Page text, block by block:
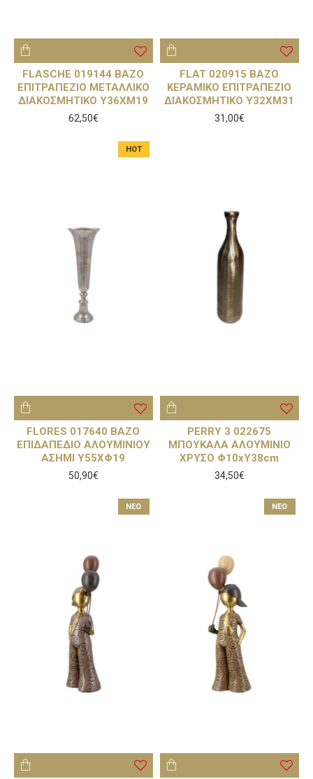
FLASCHE 019144 ΒΑΖΟ
ΕΠΙΤΡΑΠΕΖΙΟ ΜΕΤΑΛΛΙΚΟ
ΔΙΑΚΟΣΜΗΤΙΚΟ Υ36ΧΜ19
62,50€
FLAT 020915 ΒΑΖΟ
ΚΕΡΑΜΙΚΟ ΕΠΙΤΡΑΠΕΖΙΟ
ΔΙΑΚΟΣΜΗΤΙΚΟ Υ32ΧΜ31
31,00€
HOT
FLORES 017640 ΒΑΖΟ
ΕΠΙΔΑΠΕΔΙΟ ΑΛΟΥΜΙΝΙΟΥ
ΑΣΗΜΙ Υ55ΧΦ19
50,90€
PERRY 3 022675
ΜΠΟΥΚΑΛΑ ΑΛΟΥΜΙΝΙΟ
ΧΡΥΣΟ Φ10xΥ38cm
34,50€
NEO NEO